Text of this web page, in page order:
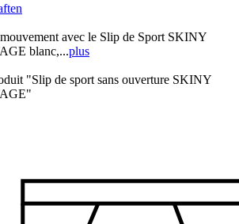
avec le Slip de Sport SKINY
blanc,...plus
"Slip de sport sans ouverture SKINY